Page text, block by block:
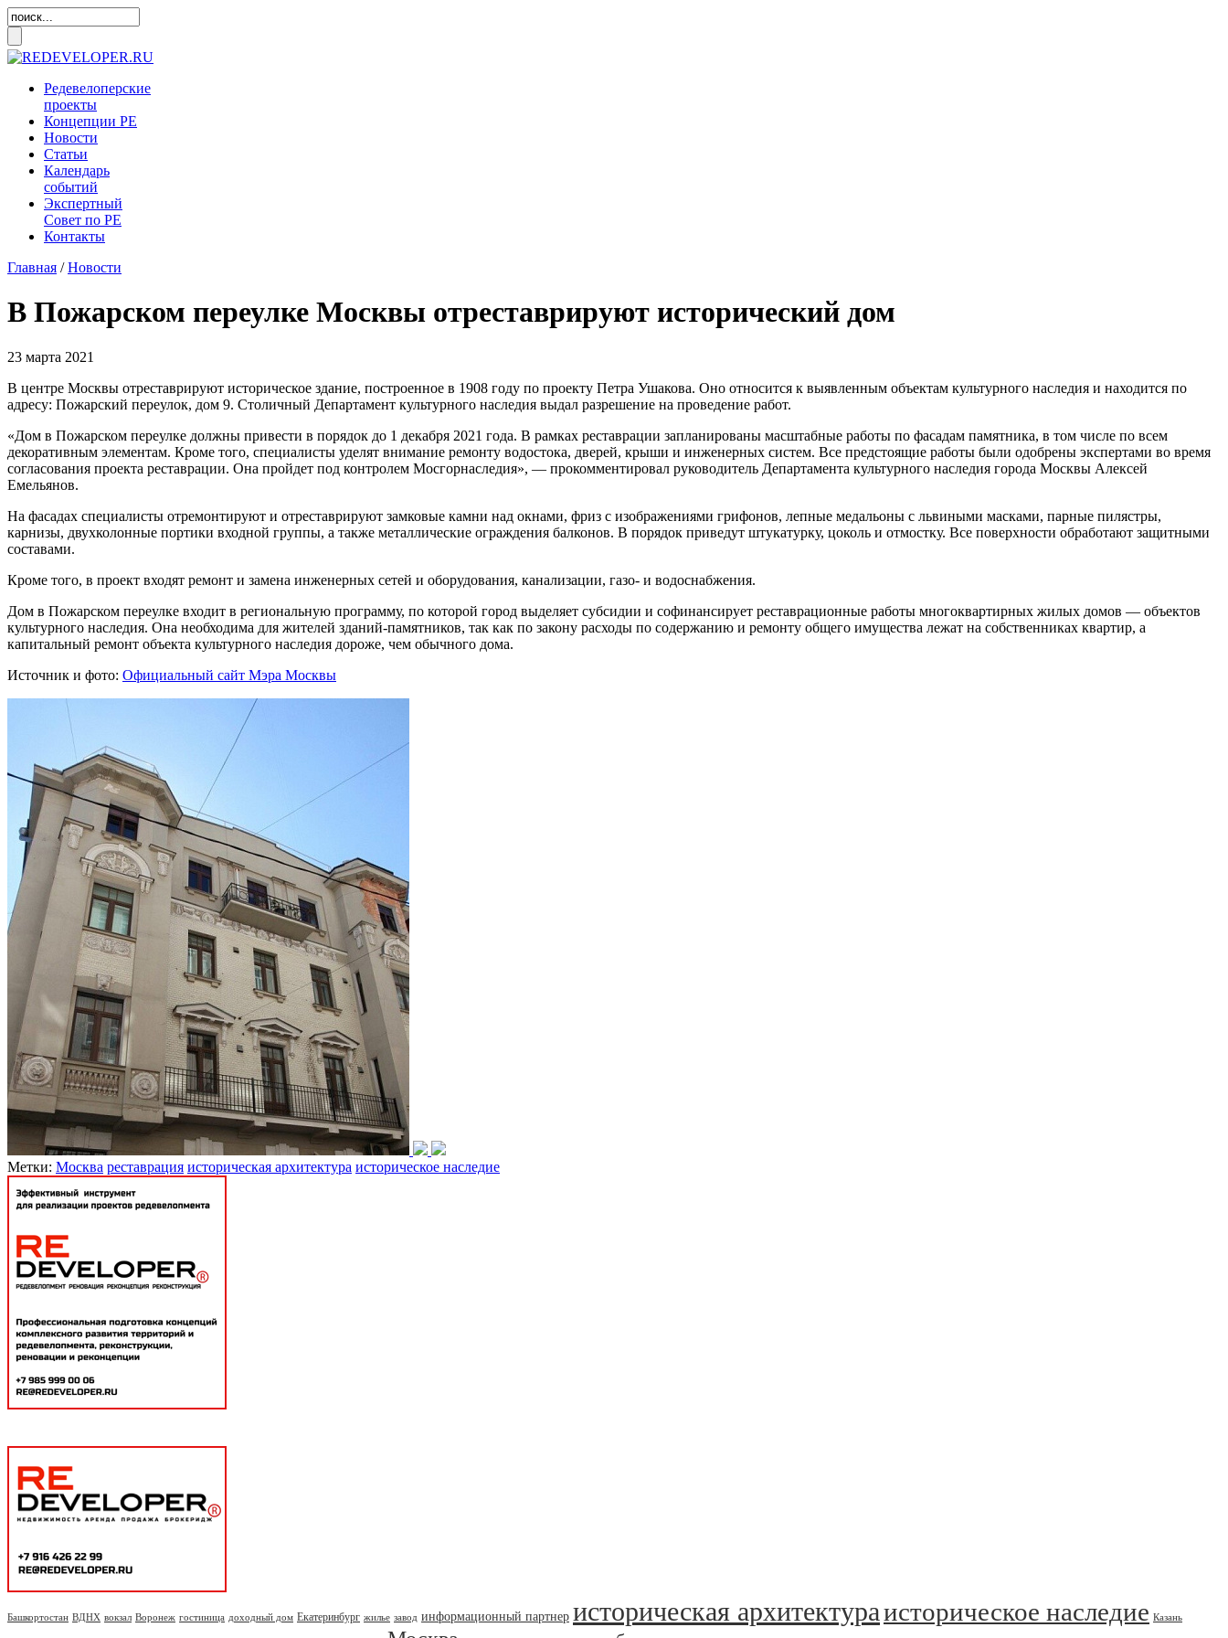
Редевелоперские
проекты
Концепции РЕ
Новости
Статьи
Календарь
событий
Экспертный
Совет по РЕ
Контакты
Главная /Новости
В Пожарском переулке Москвы отреставрируют исторический дом
23 марта 2021
В центре Москвы отреставрируют историческое здание, построенное в 1908 году по проекту Петра Ушакова. Оно относится к выявленным объектам культурного наследия и находится по
адресу: Пожарский переулок, дом 9. Столичный Департамент культурного наследия выдал разрешение на проведение работ.
«Дом в Пожарском переулке должны привести в порядок до 1 декабря 2021 года. В рамках реставрации запланированы масштабные работы по фасадам памятника, в том числе по всем
декоративным элементам. Кроме того, специалисты уделят внимание ремонту водостока, дверей, крыши и инженерных систем. Все предстоящие работы были одобрены экспертами во время
согласования проекта реставрации. Она пройдет под контролем Мосгорнаследия», — прокомментировал руководитель Департамента культурного наследия города Москвы Алексей
Емельянов.
На фасадах специалисты отремонтируют и отреставрируют замковые камни над окнами, фриз с изображениями грифонов, лепные медальоны с львиными масками, парные пилястры,
карнизы, двухколонные портики входной группы, а также металлические ограждения балконов. В порядок приведут штукатурку, цоколь и отмостку. Все поверхности обработают защитными
составами.
Кроме того, в проект входят ремонт и замена инженерных сетей и оборудования, канализации, газо- и водоснабжения.
Дом в Пожарском переулке входит в региональную программу, по которой город выделяет субсидии и софинансирует реставрационные работы многоквартирных жилых домов — объектов
культурного наследия. Она необходима для жителей зданий-памятников, так как по закону расходы по содержанию и ремонту общего имущества лежат на собственниках квартир, а
капитальный ремонт объекта культурного наследия дороже, чем обычного дома.
Источник и фото: Официальный сайт Мэра Москвы
Метки: Москва реставрация историческая архитектура историческое наследие
Башкортостан ВДНХ вокзал Воронеж гостиница доходный дом Екатеринбург жилье завод информационный партнер историческая архитектураисторическое наследие Казань